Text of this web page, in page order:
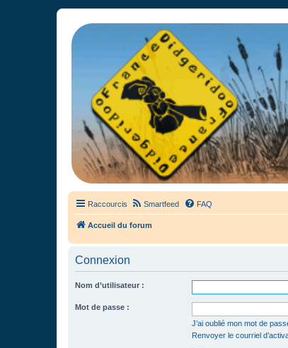
France Didgeridoo
Didgeridoo et Guimbarde sur France Didgeridoo - retrouvez la
Raccourcis Smartfeed FAQ
Accueil du forum
Connexion
Nom d’utilisateur :
Mot de passe :
J’ai oublié mon mot de
Renvoyer le courriel